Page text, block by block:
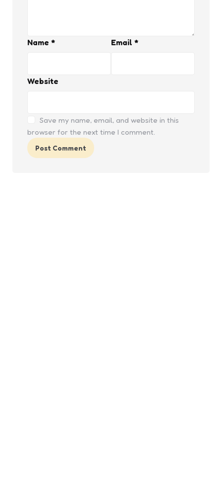
Name * Email *
Website
Save my name, email, and website in this
browser for the next time I comment.